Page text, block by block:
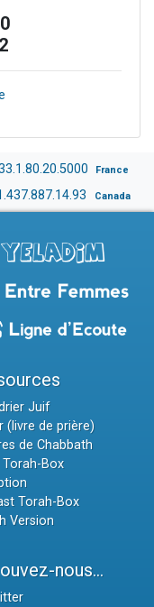
France
Canada
Juif
(livre de prière)
de Chabbath
Torah-Box
Torah-Box
Version
nous...